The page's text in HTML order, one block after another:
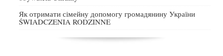
Як отримати сімейну допомогу громадянину України
ŚWIADCZENIA RODZINNE